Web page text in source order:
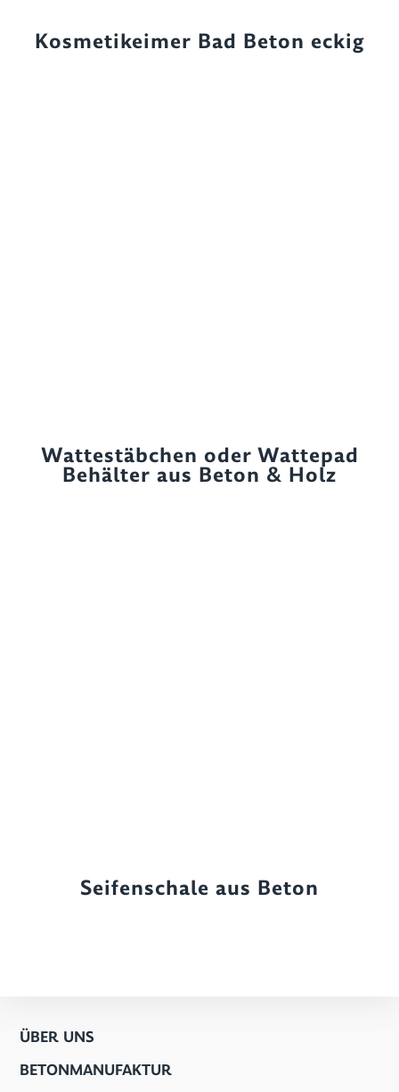
Kosmetikeimer Bad Beton eckig
Wattestäbchen oder Wattepad
Behälter aus Beton & Holz
Seifenschale aus Beton
ÜBER UNS
BETONMANUFAKTUR